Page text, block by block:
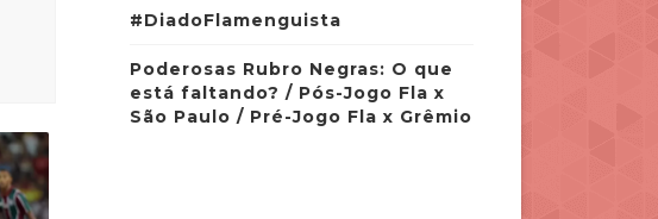
#DiadoFlamenguista
Poderosas Rubro Negras: O que
está faltando? / Pós-Jogo Fla x
São Paulo / Pré-Jogo Fla x Grêmio